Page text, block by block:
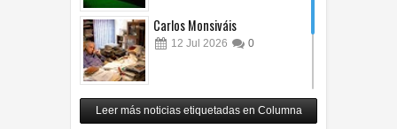
Carlos Monsiváis
12 Jul 2026 0
Revuelo en la inteligencia
artificial
Leer más noticias etiquetadas en Columna